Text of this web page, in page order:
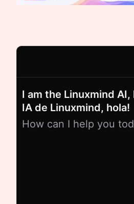
I am the Linuxmind
IA de Linuxmind, hola!
How can I help you